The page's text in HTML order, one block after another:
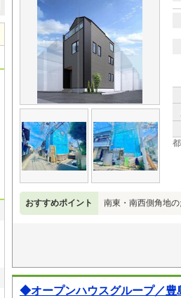
おすすめポイント 南東・南西側角地
◆オープンハウスグループ／